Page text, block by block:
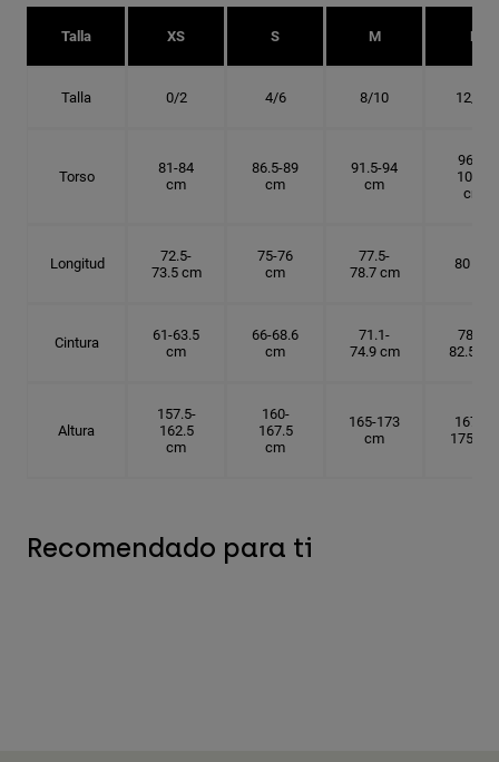
Talla XS S M L
Talla 0/2 4/6 8/10 12/14
Torso
81-84
cm
86.5-89
cm
91.5-94
cm
96.5-
101.5
cm
Longitud
72.5-
73.5 cm
75-76
cm
77.5-
78.7 cm
80 cm
Cintura
61-63.5
cm
66-68.6
cm
71.1-
74.9 cm
78.7-
82.5 cm
Altura
157.5-
162.5
cm
160-
167.5
cm
165-173
cm
167.5-
175 cm
Recomendado para ti